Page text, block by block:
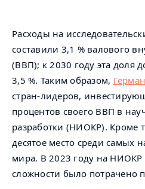
Расходы на
составили 3,1 % валового
(ВВП); к 2030 году эта доля
3,5 %. Таким образом,
стран-лидеров,
процентов своего ВВП в
разработки (НИОКР). Кроме
десятое место среди самых
мира. В 2023 году на
сложности было потрачено